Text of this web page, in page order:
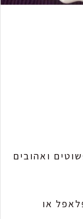
ואהובים
או